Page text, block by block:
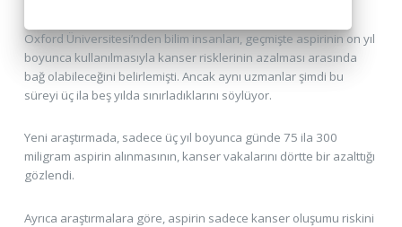
Oxford Üniversitesi’nden bilim insanları, geçmişte aspirinin on yıl
boyunca kullanılmasıyla kanser risklerinin azalması arasında
bağ olabileceğini belirlemişti. Ancak aynı uzmanlar şimdi bu
süreyi üç ila beş yılda sınırladıklarını söylüyor.
Yeni araştırmada, sadece üç yıl boyunca günde 75 ila 300
miligram aspirin alınmasının, kanser vakalarını dörtte bir azalttığı
gözlendi.
Ayrıca araştırmalara göre, aspirin sadece kanser oluşumu riskini